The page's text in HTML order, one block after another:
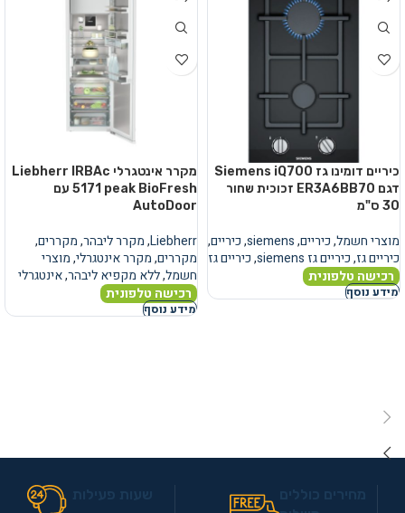
כיריים דומינו גז Siemens iQ700
דגם ER3A6BB70 זכוכית שחור
30 ס"מ
מוצרי חשמל,כיריים,
siemens
,כיריים,
כיריים גז,כיריים גז siemens ,כיריים גז
רכישה טלפונית
מידע נוסף
מקרר אינטגרלי Liebherr IRBAc
5171 peak BioFresh עם
AutoDoor
Liebherr
,מקרר ליבהר,מקררים,
מקררים,מקרר אינטגרלי,מוצרי
חשמל,ללא מקפיא ליבהר,אינטגרלי
רכישה טלפונית
מידע נוסף